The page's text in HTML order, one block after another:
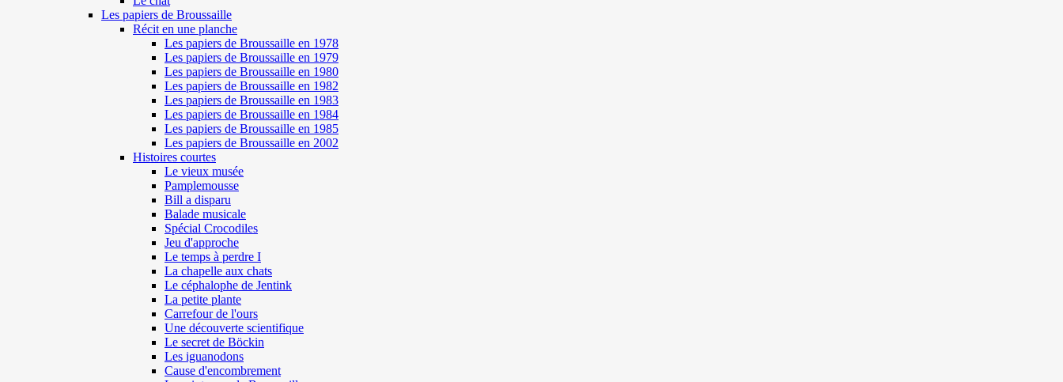
Les papiers de Broussaille
Récit en une planche
Les papiers de Broussaille en 1978
Les papiers de Broussaille en 1979
Les papiers de Broussaille en 1980
Les papiers de Broussaille en 1982
Les papiers de Broussaille en 1983
Les papiers de Broussaille en 1984
Les papiers de Broussaille en 1985
Les papiers de Broussaille en 2002
Histoires courtes
Le vieux musée
Pamplemousse
Bill a disparu
Balade musicale
Spécial Crocodiles
Jeu d'approche
Le temps à perdre I
La chapelle aux chats
Le céphalophe de Jentink
La petite plante
Carrefour de l'ours
Une découverte scientifique
Le secret de Böckin
Les iguanodons
Cause d'encombrement